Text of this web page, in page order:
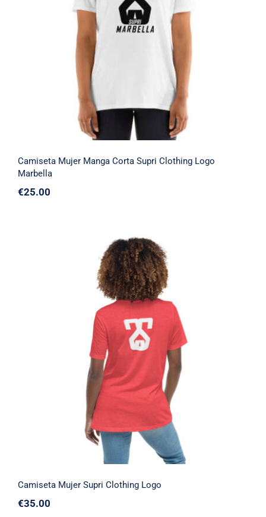
Camiseta Mujer Manga Corta Supri
Clothing Logo Marbella
Camiseta Mujer Manga Corta Supri Clothing Logo
Marbella
€25.00
Camiseta Mujer Supri Clothing Logo
Camiseta Mujer Supri Clothing Logo
€35.00